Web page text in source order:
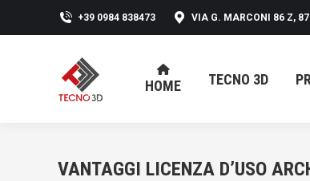
+39 0984 838473 VIA G. MARCONI 86 Z,
HOME TECNO 3D
VANTAGGI LICENZA D’USO
HOME